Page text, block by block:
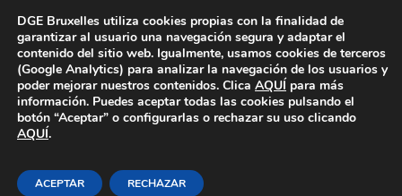
Área Privada
Excel 2016 Avanzado
Inicio
DGE Bruxelles utiliza cookies propias con la finalidad de
garantizar al usuario una navegación segura y adaptar el
contenido del sitio web. Igualmente, usamos cookies de terceros
(Google Analytics) para analizar la navegación de los usuarios y
poder mejorar nuestros contenidos. Clica AQUÍ para más
información. Puedes aceptar todas las cookies pulsando el
botón “Aceptar” o configurarlas o rechazar su uso clicando
AQUÍ.
ACEPTAR RECHAZAR